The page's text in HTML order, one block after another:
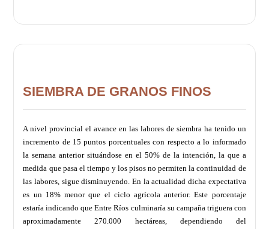
SIEMBRA DE GRANOS FINOS
A nivel provincial el avance en las labores de siembra ha tenido un
incremento de 15 puntos porcentuales con respecto a lo informado
la semana anterior situándose en el 50% de la intención, la que a
medida que pasa el tiempo y los pisos no permiten la continuidad de
las labores, sigue disminuyendo. En la actualidad dicha expectativa
es un 18% menor que el ciclo agrícola anterior. Este porcentaje
estaría indicando que Entre Ríos culminaría su campaña triguera con
aproximadamente 270.000 hectáreas, dependiendo del